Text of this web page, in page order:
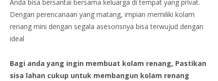
Anda bisa bersantai bersama keluarga di tempat yang privat.
Dengan perencanaan yang matang, impian memiliki kolam
renang mini dengan segala asesorisnya bisa terwujud dengan
ideal
Bagi anda yang ingin membuat kolam renang, Pastikan
sisa lahan cukup untuk membangun kolam renang